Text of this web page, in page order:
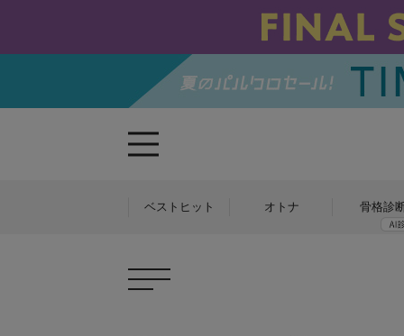
ベストヒット オトナ 骨格診